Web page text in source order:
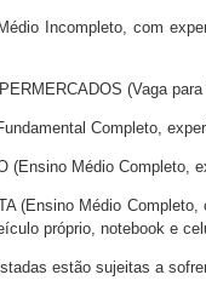
Incompleto, com
(Vaga
Completo,
(Ensino Médio Completo,
(Ensino Médio
próprio, notebook e
estão sujeitas a